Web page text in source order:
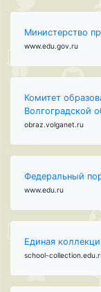
Министерство
www.edu.gov.ru
Комитет
Волгоградской
obraz.volganet.ru
Федеральный
www.edu.ru
Единая
school-